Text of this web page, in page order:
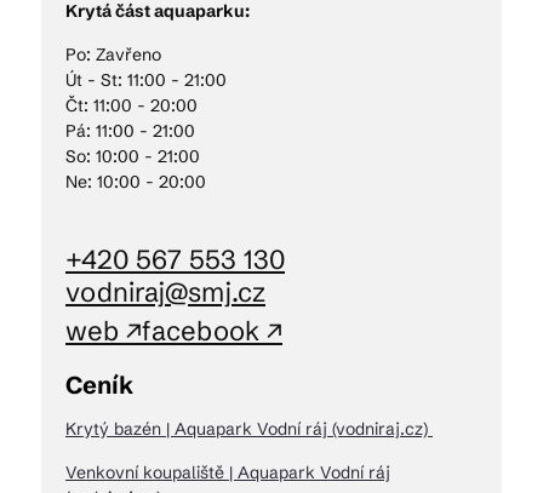
Krytá část aquaparku:
Po: Zavřeno
Út - St: 11:00 - 21:00
Čt: 11:00 - 20:00
Pá: 11:00 - 21:00
So: 10:00 - 21:00
Ne: 10:00 - 20:00
+420 567 553 130
vodniraj@smj.cz
web ↗facebook ↗
Ceník
Krytý bazén | Aquapark Vodní ráj (vodniraj.cz)
Venkovní koupaliště | Aquapark Vodní ráj